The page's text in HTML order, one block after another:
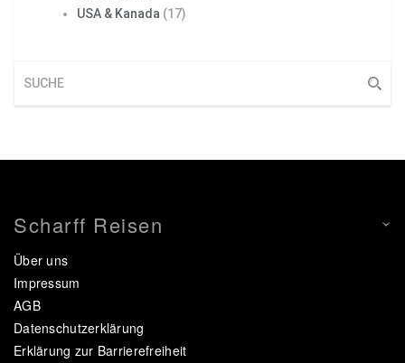
USA & Kanada (17)
Scharff Reisen
Über uns
Impressum
AGB
Datenschutzerklärung
Erklärung zur Barrierefreiheit